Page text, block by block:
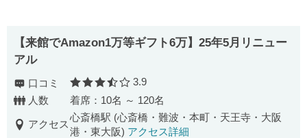
【来館でAmazon1万等ギフト6万】25年5月リニュー
アル
口コミ 口コミ評価
3.9
人数
着席：10名 ～ 120名
アクセス
心斎橋駅 (心斎橋・難波・本町・天王寺・大阪
港・東大阪) アクセス詳細